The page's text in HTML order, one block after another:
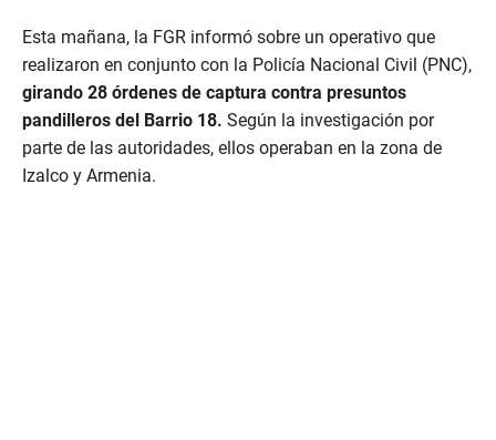
Esta mañana, la FGR informó sobre un operativo que
realizaron en conjunto con la Policía Nacional Civil (PNC),
girando 28 órdenes de captura contra presuntos
pandilleros del Barrio 18. Según la investigación por
parte de las autoridades, ellos operaban en la zona de
Izalco y Armenia.